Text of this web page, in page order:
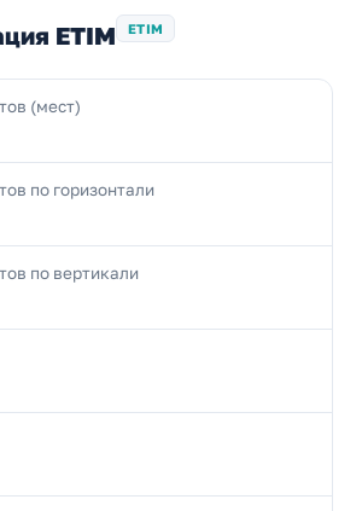
ETIM ETIM
(мест)
по горизонтали
по вертикали